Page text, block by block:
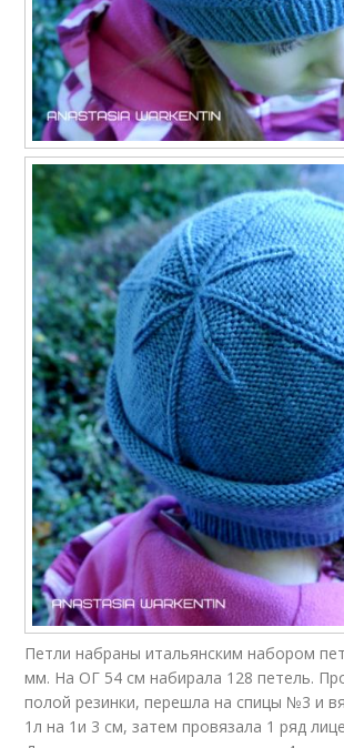
Петли набраны итальянским набором
мм. На ОГ 54 см набирала 128 петель.
полой резинки, перешла на спицы №3 и
1л на 1и 3 см, затем провязала 1 ряд